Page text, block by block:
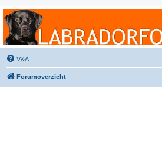
Labradorforum
Het gezelligste Labradorforum van Nederland en België!
V&A
Forumoverzicht